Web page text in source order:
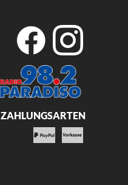
ZAHLUNGSARTEN